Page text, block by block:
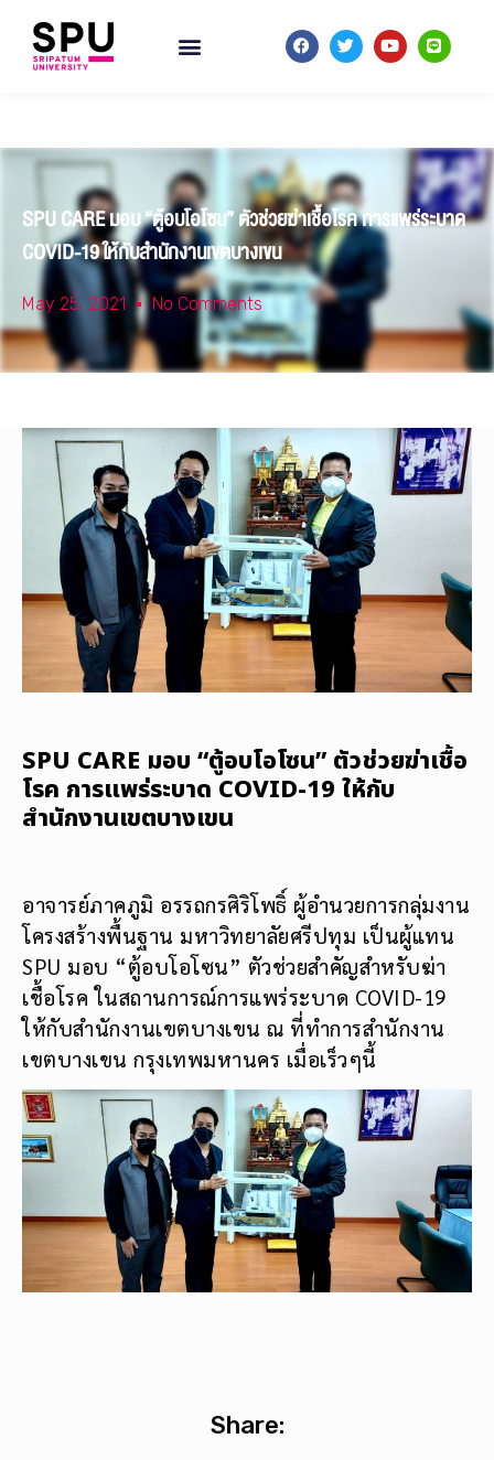
SPU CARE มอบ “ตู้อบโอโซน” ตัวช่วยฆ่าเชื้อโรค การแพร่ระบาด
COVID-19 ให้กับสำนักงานเขตบางเขน
May 25, 2021 No Comments
SPU CARE มอบ “ตู้อบโอโซน” ตัวช่วยฆ่าเชื้อ
โรค การแพร่ระบาด COVID-19 ให้กับ
สำนักงานเขตบางเขน
อาจารย์ภาคภูมิ อรรถกรศิริโพธิ์ ผู้อำนวยการกลุ่มงาน
โครงสร้างพื้นฐาน มหาวิทยาลัยศรีปทุม เป็นผู้แทน
SPU มอบ “ตู้อบโอโซน” ตัวช่วยสำคัญสำหรับฆ่า
เชื้อโรค ในสถานการณ์การแพร่ระบาด COVID-19
ให้กับสำนักงานเขตบางเขน ณ ที่ทำการสำนักงาน
เขตบางเขน กรุงเทพมหานคร เมื่อเร็วๆนี้
Share: